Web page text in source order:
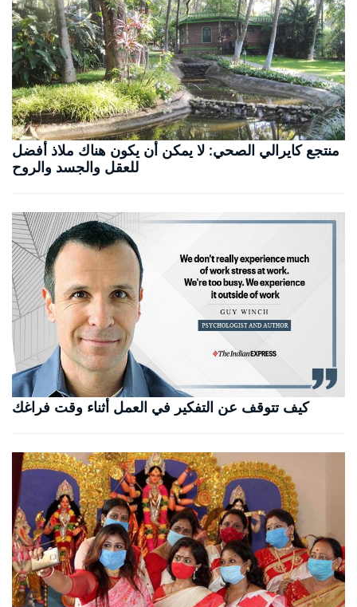
منتجع كايرالي الصحي: لا يمكن أن يكون هناك ملاذ أفضل
للعقل والجسد والروح
كيف تتوقف عن التفكير في العمل أثناء وقت فراغك